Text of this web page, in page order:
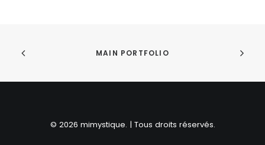
Théâtre Jean Vilar
MAIN PORTFOLIO
© 2026 mimystique. | Tous droits réservés.